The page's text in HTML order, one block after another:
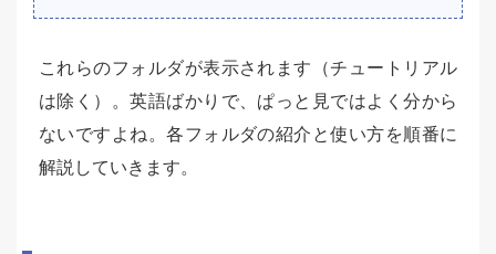
これらのフォルダが表示されます（チュートリアル
は除く）。英語ばかりで、ぱっと見ではよく分から
ないですよね。各フォルダの紹介と使い方を順番に
解説していきます。